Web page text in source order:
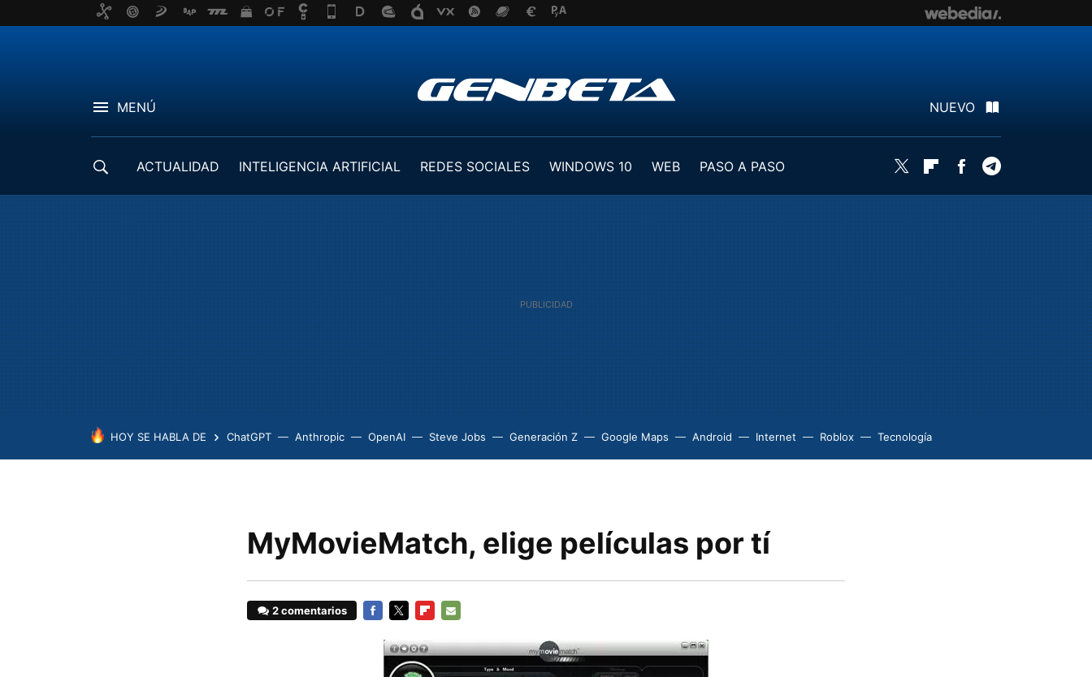
MENÚ NUEVO
ACTUALIDAD INTELIGENCIA ARTIFICIAL REDES SOCIALES WINDOWS 10 WEB
PASO A PASO
Twitter FlipboardFacebook
HOY SE HABLA DE ChatGPT Anthropic OpenAI Steve Jobs Generación Z Google Maps Android Internet Roblox Tecnología
MyMovieMatch, elige películas por tí
2 comentarios
MAIL